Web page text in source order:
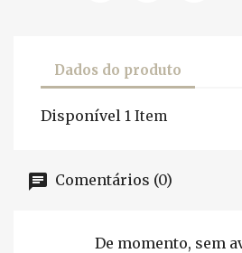
Dados do produto
Disponível 1 Item
Comentários (0)
De momento, sem